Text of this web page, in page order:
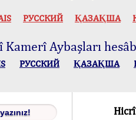
РУССКИЙ ҚАЗАҚША
Kamerî Aybaşları
РУССКИЙ ҚАЗАҚША